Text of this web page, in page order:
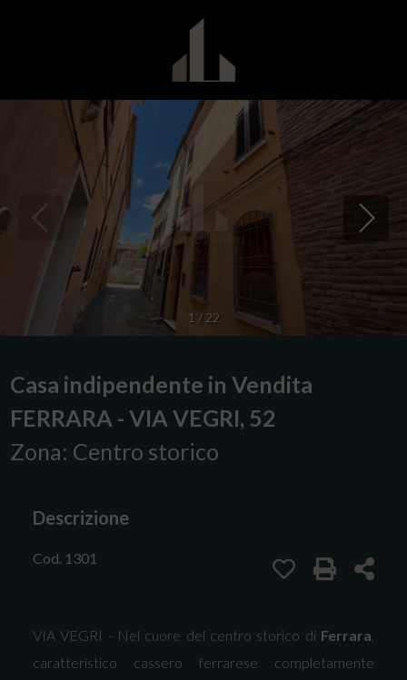
1 / 22
Casa indipendente in Vendita
FERRARA - VIA VEGRI, 52
Zona: Centro storico
Descrizione
Cod. 1301
VIA VEGRI - Nel cuore del centro storico di Ferrara
caratteristico cassero ferrarese completamente